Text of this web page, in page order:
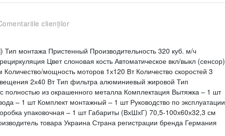
clienților
монтажа Пристенный Производительность 320 куб. м/ч
Цвет слоновая кость Автоматическое вкл/выкл (сенсор)
мощность моторов 1х120 Вт Количество скоростей 3
2х40 Вт Тип фильтра алюминиевый жировой Тип
полностью из окрашенного металла Комплектация Вытяжка – 1 шт
– 1 шт Комплект монтажный – 1 шт Руководство по эксплуатации
упаковочная – 1 шт Габариты (ВхШхГ) 70,5-100х60х32,3 см
товара Украина Страна регистрации бренда Германия